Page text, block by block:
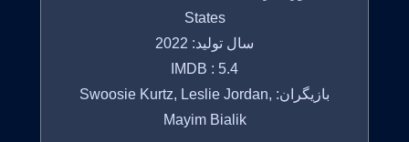
States
سال تولید: 2022
IMDB : 5.4
بازیگران: Swoosie Kurtz, Leslie Jordan,
Mayim Bialik